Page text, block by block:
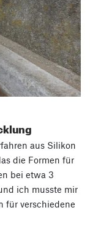
aus Silikon
die Formen für
bei etwa 3
ich musste mir
für verschiedene